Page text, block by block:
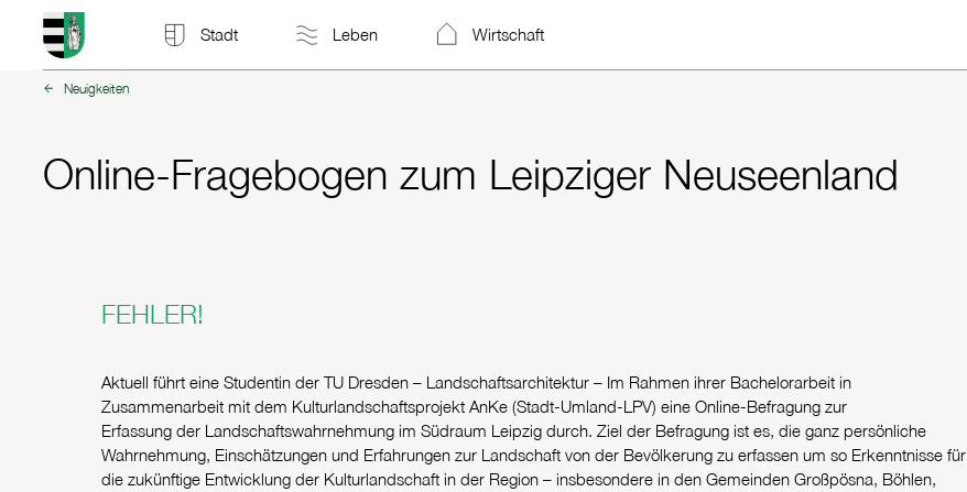
Stadt Kitzscher: zur Startseite
Stadt Leben Wirtschaft
zurück zu:
Neuigkeiten
Online-Fragebogen zum Leipziger Neuseenland
FEHLER!
Aktuell führt eine Studentin der TU Dresden – Landschaftsarchitektur – Im Rahmen ihrer Bachelorarbeit in
Zusammenarbeit mit dem Kulturlandschaftsprojekt AnKe (Stadt-Umland-LPV) eine Online-Befragung zur
Erfassung der Landschaftswahrnehmung im Südraum Leipzig durch. Ziel der Befragung ist es, die ganz persönliche
Wahrnehmung, Einschätzungen und Erfahrungen zur Landschaft von der Bevölkerung zu erfassen um so Erkenntnisse für
die zukünftige Entwicklung der Kulturlandschaft in der Region – insbesondere in den Gemeinden Großpösna, Böhlen,